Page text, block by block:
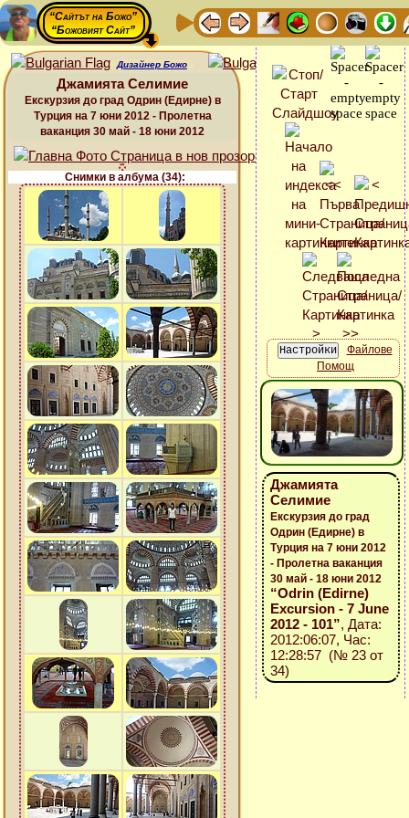
“Сайтът на Божо”
“Божовият Сайт”
Дизайнер Божо
Джамията Селимие
Екскурзия до град Одрин (Едирне) в
Турция на 7 юни 2012 - Пролетна
ваканция 30 май - 18 юни 2012
Снимки в албума (34):
Файлове
Помощ
Джамията
Селимие
Екскурзия до град
Одрин (Едирне) в
Турция на 7 юни 2012
- Пролетна ваканция
30 май - 18 юни 2012
“Odrin (Edirne)
Excursion - 7 June
2012 - 101”, Дата:
2012:06:07, Час:
12:28:57 (№ 23 от
34)